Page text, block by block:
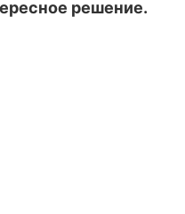
решение.